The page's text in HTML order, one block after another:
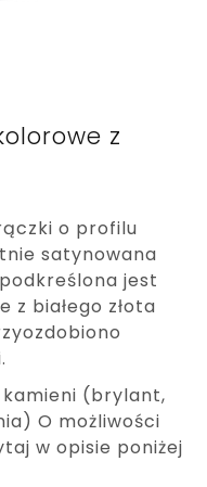
z
o profilu
satynowana
jest
z białego złota
(brylant,
O możliwości
w opisie poniżej